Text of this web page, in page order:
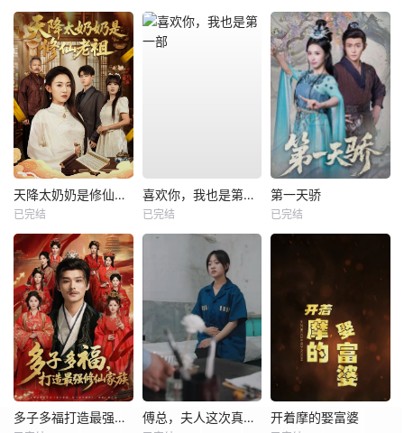
天降太奶奶是修仙老祖
已完结
喜欢你，我也是第一部
已完结
第一天骄
已完结
多子多福打造最强修仙家族 傅总，夫人这次真的死了 开着摩的娶富婆